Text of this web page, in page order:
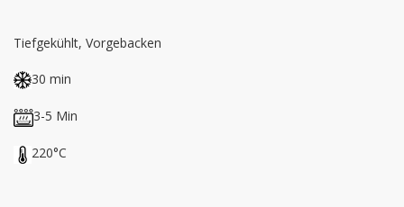
Tiefgekühlt, Vorgebacken
30 min
3-5 Min
220°C